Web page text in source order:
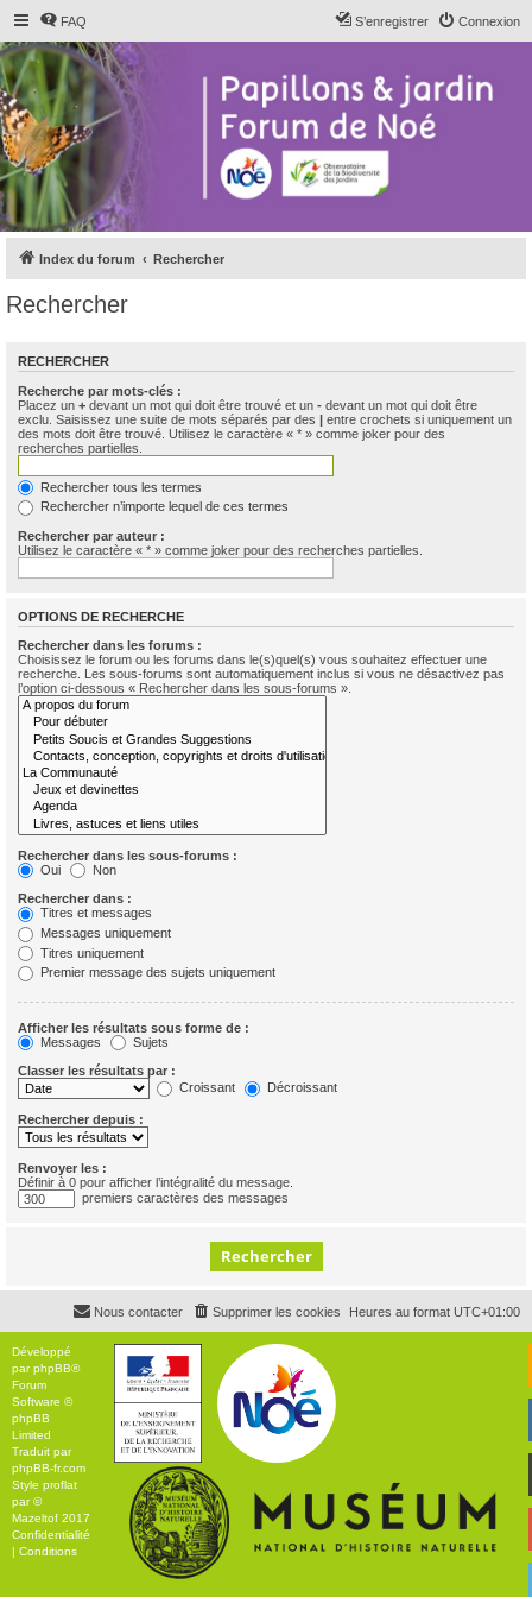
FAQ Connexion
S’enregistrer
Index du forum Rechercher
Rechercher
RECHERCHER
Recherche par mots-clés :
Placez un + devant un mot qui doit être trouvé et un - devant un mot qui doit être
exclu. Saisissez une suite de mots séparés par des | entre crochets si uniquement un
des mots doit être trouvé. Utilisez le caractère « * » comme joker pour des
recherches partielles.
Rechercher tous les termes
Rechercher n’importe lequel de ces termes
Rechercher par auteur :
Utilisez le caractère « * » comme joker pour des recherches partielles.
OPTIONS DE RECHERCHE
Rechercher dans les forums :
Choisissez le forum ou les forums dans le(s)quel(s) vous souhaitez effectuer une
recherche. Les sous-forums sont automatiquement inclus si vous ne désactivez pas
l’option ci-dessous « Rechercher dans les sous-forums ».
Rechercher dans les sous-forums :
Oui
Non
Rechercher dans :
Titres et messages
Messages uniquement
Titres uniquement
Premier message des sujets uniquement
Afficher les résultats sous forme de :
Messages
Sujets
Classer les résultats par :
Croissant
Décroissant
Rechercher depuis :
Renvoyer les :
Définir à 0 pour afficher l’intégralité du message.
premiers caractères des messages
Heures au format UTC+01:00
Supprimer les cookies
Nous contacter
Développé
parphpBB®
Forum
Software ©
phpBB
Limited
Traduit par
phpBB-fr.com
Style proflat
par ©
Mazeltof 2017
Confidentialité
Conditions